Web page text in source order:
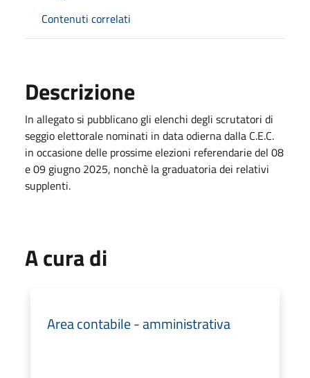
Contenuti correlati
Descrizione
In allegato si pubblicano gli elenchi degli scrutatori di
seggio elettorale nominati in data odierna dalla C.E.C.
in occasione delle prossime elezioni referendarie del 08
e 09 giugno 2025, nonchè la graduatoria dei relativi
supplenti.
A cura di
Area contabile - amministrativa